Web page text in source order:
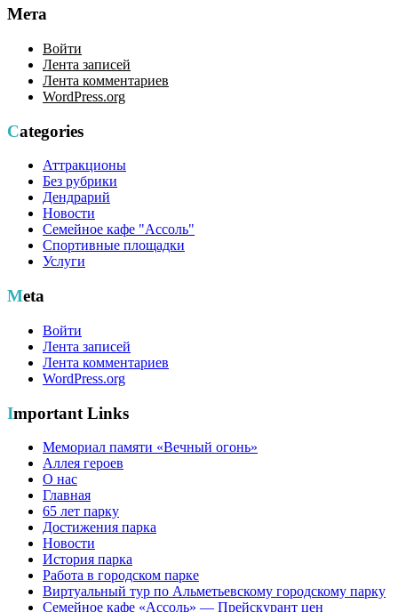
Мета
Войти
Лента записей
Лента комментариев
WordPress.org
Categories
Аттракционы
Без рубрики
Дендрарий
Новости
Семейное кафе "Ассоль"
Спортивные площадки
Услуги
Meta
Войти
Лента записей
Лента комментариев
WordPress.org
Important Links
Мемориал памяти «Вечный огонь»
Аллея героев
О нас
Главная
65 лет парку
Достижения парка
Новости
История парка
Работа в городском парке
Виртуальный тур по Альметьевскому городскому парку
Семейное кафе «Ассоль» — Прейскурант цен